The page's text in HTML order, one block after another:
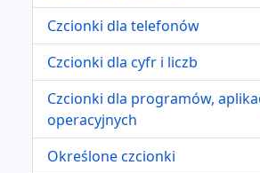
Czcionki dla telefonów
Czcionki dla cyfr i liczb
Czcionki dla programów,
operacyjnych
Określone czcionki